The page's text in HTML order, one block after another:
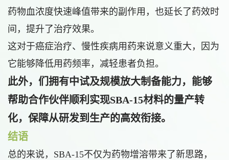
药物血浓度快速峰值带来的副作用，也延长了药效时
间，提升了治疗效果。
这对于癌症治疗、慢性疾病用药来说意义重大，因为
它能够降低用药频率，减轻患者负担。
此外，们拥有中试及规模放大制备能力，能够
帮助合作伙伴顺利实现SBA-15材料的量产转
化，保障从研发到生产的高效衔接。
结语
总的来说，SBA-15不仅为药物增溶带来了新思路，